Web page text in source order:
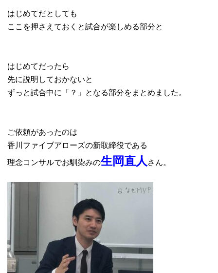
はじめてだとしても
ここを押さえておくと試合が楽しめる部分と
はじめてだったら
先に説明しておかないと
ずっと試合中に「？」となる部分をまとめました。
ご依頼があったのは
香川ファイブアローズの新取締役である
理念コンサルでお馴染みの生岡直人さん。